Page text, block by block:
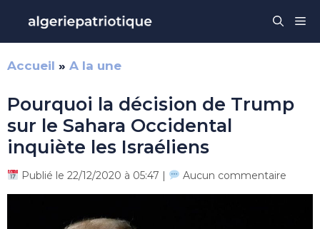
contenu
Accueil » A la une
Pourquoi la décision de Trump
sur le Sahara Occidental
inquiète les Israéliens
Publié le 22/12/2020 à 05:47 | Aucun commentaire